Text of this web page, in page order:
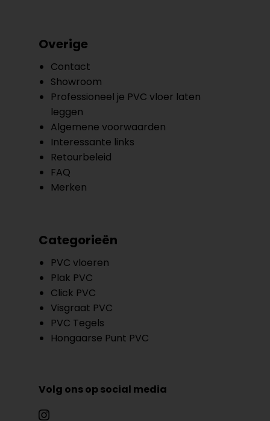
Overige
Contact
Showroom
Professioneel je PVC vloer laten
leggen
Algemene voorwaarden
Interessante links
Retourbeleid
FAQ
Merken
Categorieën
PVC vloeren
Plak PVC
Click PVC
Visgraat PVC
PVC Tegels
Hongaarse Punt PVC
Volg ons op social media